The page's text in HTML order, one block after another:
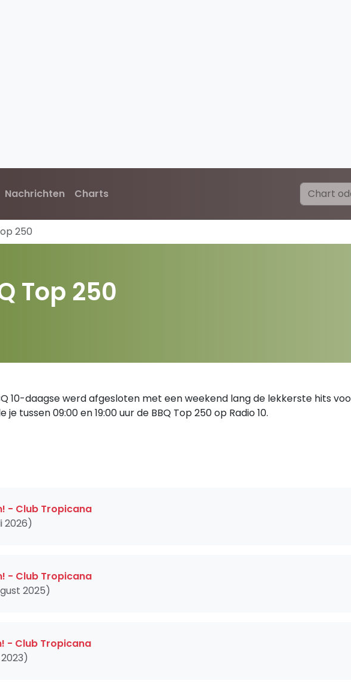
Nachrichten Charts
250
Top 250
10-daagse werd afgesloten met een weekend lang de lekkerste hits
je tussen 09:00 en 19:00 uur de BBQ Top 250 op Radio 10.
- Club Tropicana
2026)
- Club Tropicana
2025)
- Club Tropicana